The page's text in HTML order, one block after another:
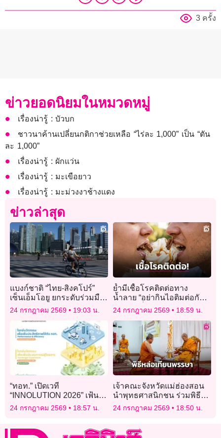
3 ครั้ง
ข่าวยอดนิยมในหมวดหมู่
เรื่องน่ารู้ : บัวบก
ชาวนาค้านเปลี่ยนกติกาช่วยเหลือ “ไร่ละ 1,000” เป็น “ตัน
ละ 1,000”
เรื่องน่ารู้ : ผักแว่น
เรื่องน่ารู้ : มะเขือยาว
เรื่องน่ารู้ : มะม่วงงาช้างแดง
ข่าวล่าสุด
แบงก์ชาติ “ไทย-สิงคโปร์”
เซ็นเอ็มโอยู ยกระดับร่วมมือ
ไซเบอร์ สกัดโกงดิจิทัล
24 กรกฎาคม 2569 19:03 น.
ย้ำมีเชื้อโรคติดต่อทาง
น้ำลาย “อย่ากินไอติมต่อกัน”
ไม่ควรเห็นคนดังทำจนกลาย
เป็นเรื่องตลก!
24 กรกฎาคม 2569 18:59 น.
“ทอท.” เปิดเวที
“INNOLUTION 2026” เฟ้นไอ
เดียพัฒนานวัตกรรม ยกระดับ
สนามบินไทย
24 กรกฎาคม 2569 18:57 น.
เจ้าคณะจังหวัดแม่ฮ่องสอน
นำพุทธศาสนิกชน ร่วมพิธี
หล่อเทียนพรรษา
24 กรกฎาคม 2569 18:50 น.